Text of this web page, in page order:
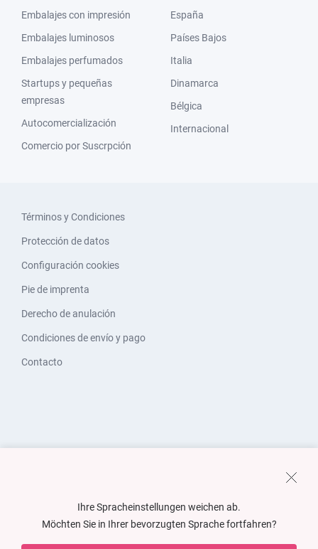
Embalajes con impresión
Embalajes luminosos
Embalajes perfumados
Startups y pequeñas
empresas
Autocomercialización
Comercio por Suscrpción
España
Países Bajos
Italia
Dinamarca
Bélgica
Internacional
Términos y Condiciones
Protección de datos
Configuración cookies
Pie de imprenta
Derecho de anulación
Condiciones de envío y pago
Contacto
Ihre Spracheinstellungen weichen ab.
Möchten Sie in Ihrer bevorzugten Sprache fortfahren?